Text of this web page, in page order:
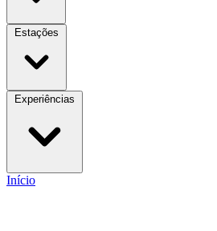
Estações
Experiências
Início